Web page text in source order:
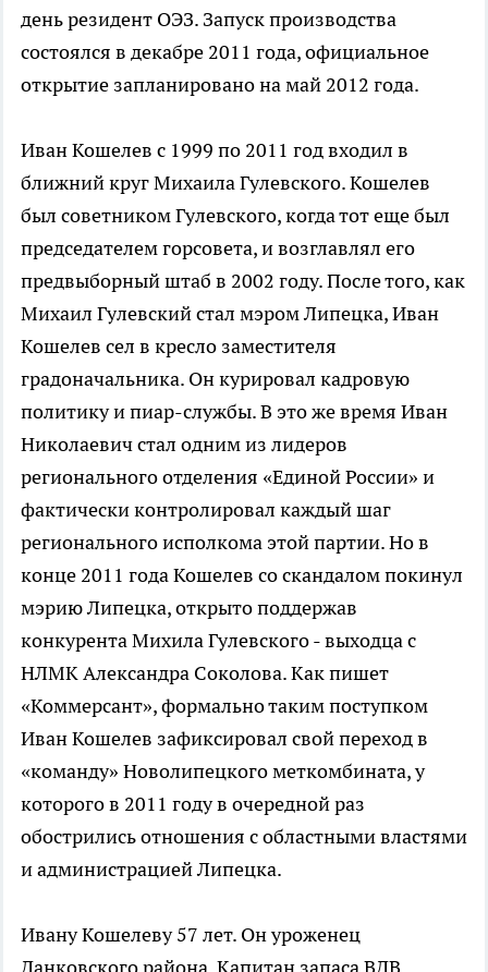
день резидент ОЭЗ. Запуск производства
состоялся в декабре 2011 года, официальное
открытие запланировано на май 2012 года.
Иван Кошелев с 1999 по 2011 год входил в
ближний круг Михаила Гулевского. Кошелев
был советником Гулевского, когда тот еще был
председателем горсовета, и возглавлял его
предвыборный штаб в 2002 году. После того, как
Михаил Гулевский стал мэром Липецка, Иван
Кошелев сел в кресло заместителя
градоначальника. Он курировал кадровую
политику и пиар-службы. В это же время Иван
Николаевич стал одним из лидеров
регионального отделения «Единой России» и
фактически контролировал каждый шаг
регионального исполкома этой партии. Но в
конце 2011 года Кошелев со скандалом покинул
мэрию Липецка, открыто поддержав
конкурента Михила Гулевского - выходца с
НЛМК Александра Соколова. Как пишет
«Коммерсант», формально таким поступком
Иван Кошелев зафиксировал свой переход в
«команду» Новолипецкого меткомбината, у
которого в 2011 году в очередной раз
обострились отношения с областными властями
и администрацией Липецка.
Ивану Кошелеву 57 лет. Он уроженец
Данковского района. Капитан запаса ВДВ.